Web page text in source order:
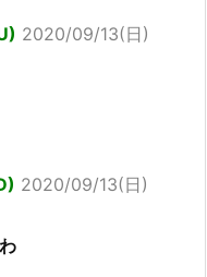
2020/09/13(日)
2020/09/13(日)